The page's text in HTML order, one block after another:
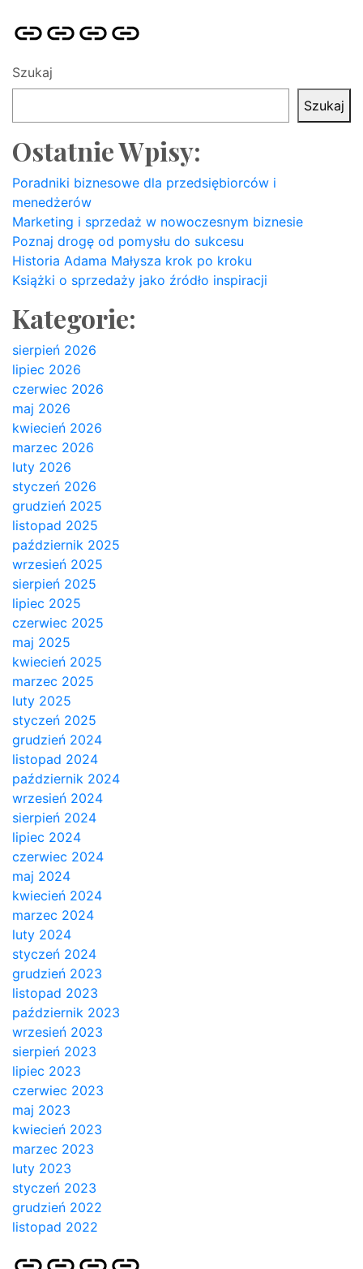
Strona
główna
Pozycjonowanie
Stron
SKLEP
SEO
BLOG
Szukaj
Szukaj
Ostatnie Wpisy:
Poradniki biznesowe dla przedsiębiorców i
menedżerów
Marketing i sprzedaż w nowoczesnym biznesie
Poznaj drogę od pomysłu do sukcesu
Historia Adama Małysza krok po kroku
Książki o sprzedaży jako źródło inspiracji
Kategorie:
sierpień 2026
lipiec 2026
czerwiec 2026
maj 2026
kwiecień 2026
marzec 2026
luty 2026
styczeń 2026
grudzień 2025
listopad 2025
październik 2025
wrzesień 2025
sierpień 2025
lipiec 2025
czerwiec 2025
maj 2025
kwiecień 2025
marzec 2025
luty 2025
styczeń 2025
grudzień 2024
listopad 2024
październik 2024
wrzesień 2024
sierpień 2024
lipiec 2024
czerwiec 2024
maj 2024
kwiecień 2024
marzec 2024
luty 2024
styczeń 2024
grudzień 2023
listopad 2023
październik 2023
wrzesień 2023
sierpień 2023
lipiec 2023
czerwiec 2023
maj 2023
kwiecień 2023
marzec 2023
luty 2023
styczeń 2023
grudzień 2022
listopad 2022
StronaPozycjonowanie
SKLEPBLOG